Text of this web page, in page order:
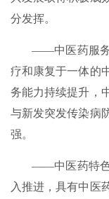
分发挥。
——中医药服务
疗和康复于一体的
务能力持续提升，
与新发突发传染病
强。
——中医药特色
入推进，具有中医